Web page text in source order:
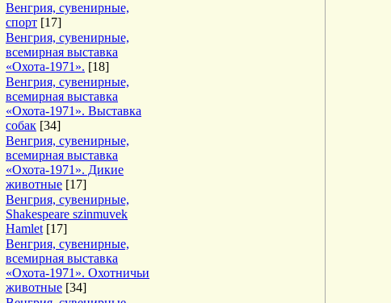
Венгрия, сувенирные,
спорт [17]
Венгрия, сувенирные,
всемирная выставка
«Охота-1971». [18]
Венгрия, сувенирные,
всемирная выставка
«Охота-1971». Выставка
собак [34]
Венгрия, сувенирные,
всемирная выставка
«Охота-1971». Дикие
животные [17]
Венгрия, сувенирные,
Shakespeare szinmuvek
Hamlet [17]
Венгрия, сувенирные,
всемирная выставка
«Охота-1971». Охотничьи
животные [34]